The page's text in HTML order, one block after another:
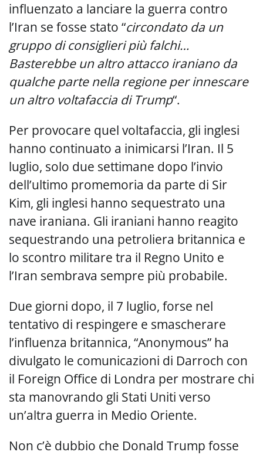
influenzato a lanciare la guerra contro
l’Iran se fosse stato “circondato da un
gruppo di consiglieri più falchi…
Basterebbe un altro attacco iraniano da
qualche parte nella regione per innescare
un altro voltafaccia di Trump“.
Per provocare quel voltafaccia, gli inglesi
hanno continuato a inimicarsi l’Iran. Il 5
luglio, solo due settimane dopo l’invio
dell’ultimo promemoria da parte di Sir
Kim, gli inglesi hanno sequestrato una
nave iraniana. Gli iraniani hanno reagito
sequestrando una petroliera britannica e
lo scontro militare tra il Regno Unito e
l’Iran sembrava sempre più probabile.
Due giorni dopo, il 7 luglio, forse nel
tentativo di respingere e smascherare
l’influenza britannica, “Anonymous” ha
divulgato le comunicazioni di Darroch con
il Foreign Office di Londra per mostrare chi
sta manovrando gli Stati Uniti verso
un’altra guerra in Medio Oriente.
Non c’è dubbio che Donald Trump fosse